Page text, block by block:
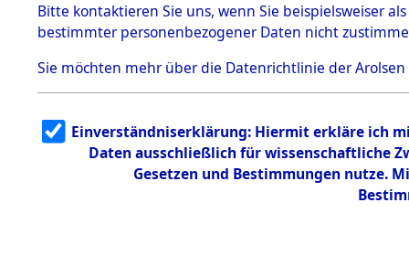
1.2.9.2
Effekten aus
dem KZ
Bayerisches
1.2.9.3
Effekten aus
dem KZ
Neuengamm Einen Kommentar
Bitte kontaktieren Sie uns, wenn Sie beispielsweiser
bestimmter personenbezogener Daten nicht
Sie möchten mehr über die Datenrichtlinie der Arolsen
Einverständniserklärung: Hiermit erkläre ich
Daten ausschließlich für wissenschaftliche
Gesetzen und Bestimmungen nutze.